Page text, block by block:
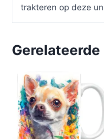
trakteren op deze